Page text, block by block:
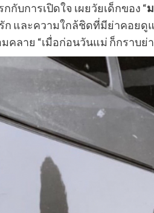
กับการเปิดใจ เผยวัยเด็กของ “
ก และความใกล้ชิดที่มีย่าคอยดู
มคลาย “เมื่อก่อนวันแม่ ก็กราบย่